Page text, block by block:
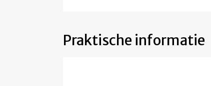
Praktische informatie